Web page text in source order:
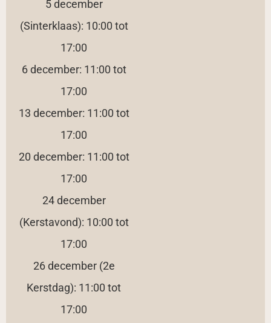
5 december
(Sinterklaas): 10:00 tot
17:00
6 december: 11:00 tot
17:00
13 december: 11:00 tot
17:00
20 december: 11:00 tot
17:00
24 december
(Kerstavond): 10:00 tot
17:00
26 december (2e
Kerstdag): 11:00 tot
17:00